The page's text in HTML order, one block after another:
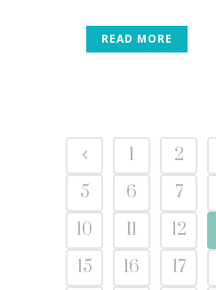
READ MORE
1 2
5
6 7
10
11 12
15
16 17